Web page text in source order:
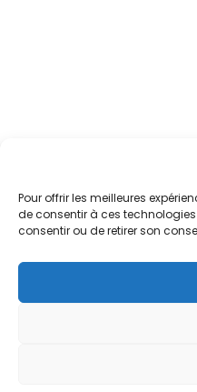
Pour offrir les meilleures
de consentir à ces
consentir ou de retirer son